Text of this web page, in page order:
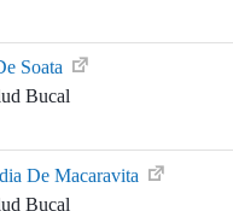
Soata
Bucal
De Macaravita
Bucal